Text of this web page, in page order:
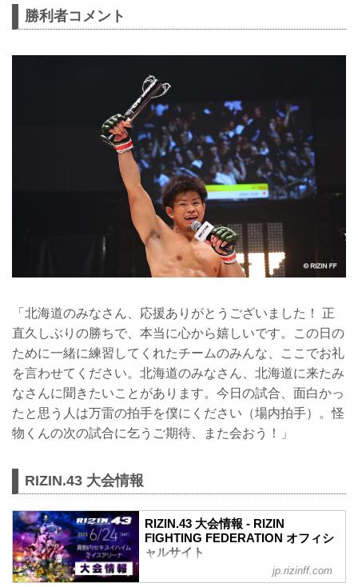
勝利者コメント
「北海道のみなさん、応援ありがとうございました！ 正
直久しぶりの勝ちで、本当に心から嬉しいです。この日の
ために一緒に練習してくれたチームのみんな、ここでお礼
を言わせてください。北海道のみなさん、北海道に来たみ
なさんに聞きたいことがあります。今日の試合、面白かっ
たと思う人は万雷の拍手を僕にください（場内拍手）。怪
物くんの次の試合に乞うご期待、また会おう！」
RIZIN.43 大会情報
RIZIN.43 大会情報 - RIZIN
FIGHTING FEDERATION オフィシ
ャルサイト
jp.rizinff.com